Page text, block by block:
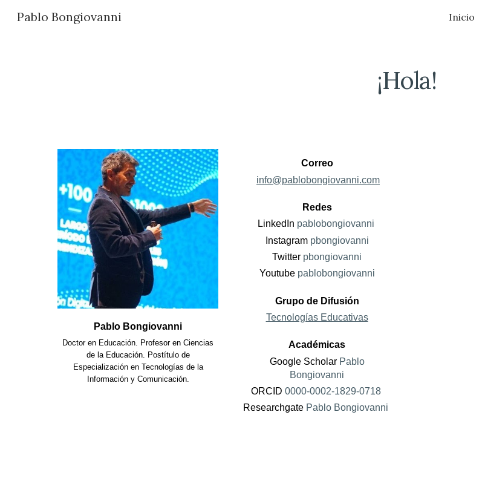
Pablo Bongiovanni Inicio
¡Hola!
Pablo Bongiovanni
Doctor en Educación. Profesor en Ciencias
de la Educación. Postítulo de
Especialización en Tecnologías de la
Información y Comunicación.
Correo
info@pablobongiovanni.com
Redes
LinkedIn pablobongiovanni
Instagram pbongiovanni
Twitter pbongiovanni
Youtube pablobongiovanni
Grupo de Difusión
Tecnologías Educativas
Académicas
Google Scholar Pablo
Bongiovanni
ORCID 0000-0002-1829-0718
Researchgate Pablo Bongiovanni